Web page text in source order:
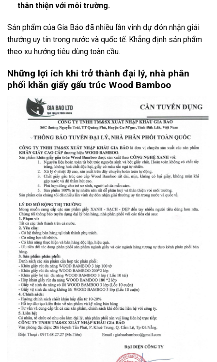
thân thiện với môi trường.
Sản phẩm của Gia Bảo đã nhiều lần vinh dự đón nhận giải
thưởng uy tín trong nước và quốc tế. Khẳng định sản phẩm
theo xu hướng tiêu dùng toàn cầu.
Những lợi ích khi trở thành đại lý, nhà phân
phối khăn giấy gấu trúc Wood Bamboo